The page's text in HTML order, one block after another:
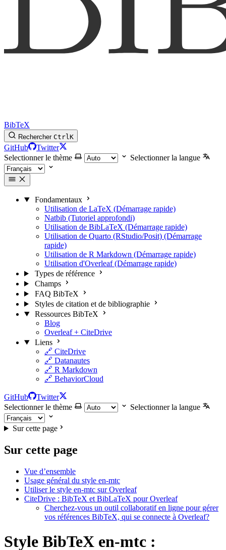
BibTeX
Rechercher CtrlK
GitHub
Twitter
Selectionner le thème
Selectionner la langue
Fondamentaux
Utilisation de LaTeX (Démarrage rapide)
Natbib (Tutoriel approfondi)
Utilisation de BibLaTeX (Démarrage rapide)
Utilisation de Quarto (RStudio/Posit) (Démarrage
rapide)
Utilisation de R Markdown (Démarrage rapide)
Utilisation d'Overleaf (Démarrage rapide)
Types de référence
Champs
FAQ BibTeX
Styles de citation et de bibliographie
Ressources BibTeX
Blog
Overleaf + CiteDrive
Liens
🔗 CiteDrive
🔗 Datanautes
🔗 R Markdown
🔗 BehaviorCloud
GitHub
Twitter
Selectionner le thème
Selectionner la langue
Sur cette page
Sur cette page
Vue d’ensemble
Usage général du style en-mtc
Utiliser le style en-mtc sur Overleaf
CiteDrive : BibTeX et BibLaTeX pour Overleaf
Cherchez-vous un outil collaboratif en ligne pour gérer
vos références BibTeX, qui se connecte à Overleaf?
Style BibTeX en-mtc :